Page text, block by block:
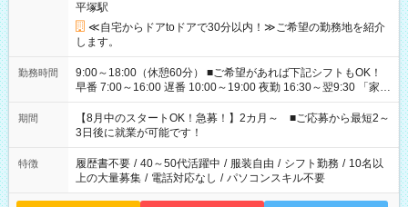
平塚駅
≪自宅からドアtoドアで30分以内！≫ご希望の勤務地を紹介
します。
勤務時間
9:00～18:00（休憩60分） ■ご希望があれば下記シフトもOK！
早番 7:00～16:00 遅番 10:00～19:00 夜勤 16:30～翌9:30 「家族
と休みを合わせたい」 「余裕を持って夕飯の準備がしたい」
「できれば残業はしたくない」 など、ご希望を教えてください
ね。 ※Wワーク希望の方へ 今ご覧のお仕事で希望する勤務時間
と、もう1つのお仕事の勤務時間。 合計で週40時間を超える場
合は応募できません。
期間
【8月中のスタートOK！急募！】2カ月～ ■ご応募から最短2～
3日後に就業が可能です！
特徴 履歴書不要 / 40～50代活躍中 / 服装自由 / シフト勤務 / 10名以
上の大量募集 / 電話対応なし / パソコンスキル不要